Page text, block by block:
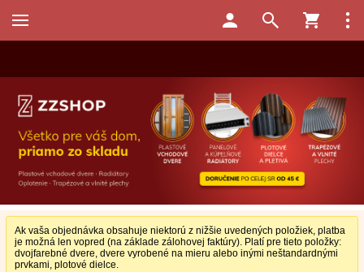
Ak vaša objednávka obsahuje niektorú z nižšie uvedených položiek, platba
je možná len vopred (na základe zálohovej faktúry). Platí pre tieto položky:
dvojfarebné dvere, dvere vyrobené na mieru alebo inými neštandardnými
prvkami, plotové dielce.